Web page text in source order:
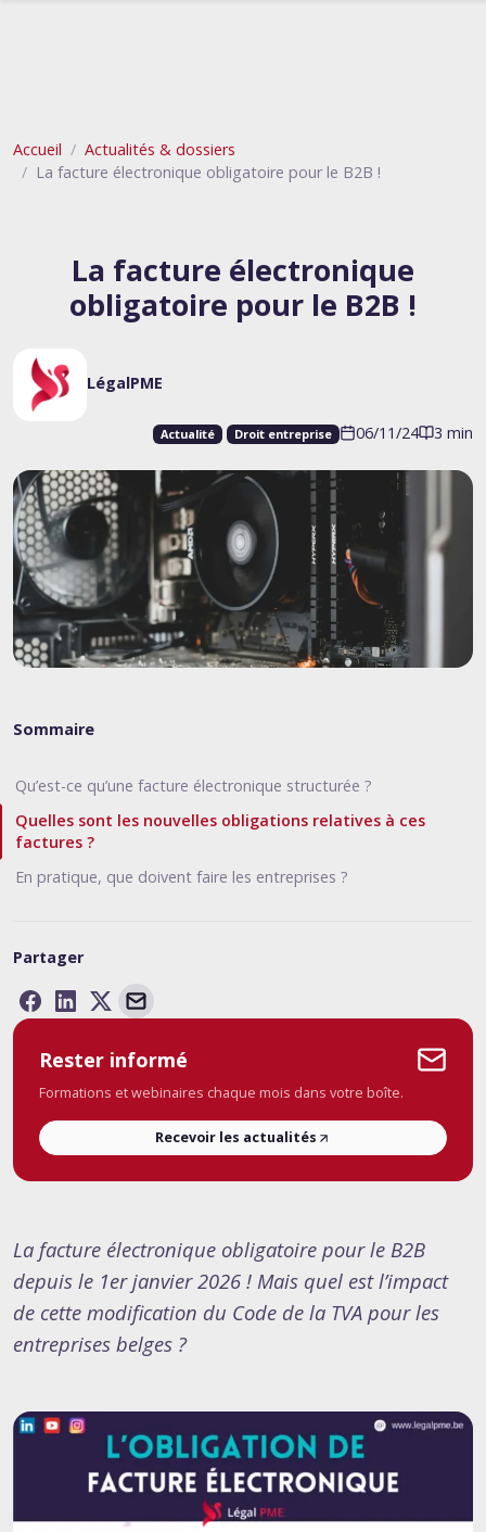
Accueil
Actualités & dossiers
La facture électronique obligatoire pour le B2B !
La facture électronique
obligatoire pour le B2B !
LégalPME
Actualité Droit entreprise 06/11/24 3 min
Sommaire
Qu’est-ce qu’une facture électronique structurée ?
Quelles sont les nouvelles obligations relatives à ces
factures ?
En pratique, que doivent faire les entreprises ?
Partager
Rester informé
Formations et webinaires chaque mois dans votre boîte.
Recevoir les actualités
La facture électronique obligatoire pour le B2B
depuis le 1er janvier 2026 ! Mais quel est l’impact
de cette modification du Code de la TVA pour les
entreprises belges ?